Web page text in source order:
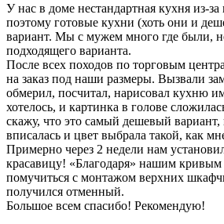
У нас в доме нестандартная кухня из-
поэтому готовые кухни (хоть они и
вариант. Мы с мужем много где были,
подходящего варианта.
После всех походов по торговым
на заказ под наши размеры. Вызвали
обмерил, посчитал, нарисовал кухню
хотелось, и картинка в голове
скажу, что это самый дешевый вариант,
вписалась и цвет выбрала такой, как
Примерно через 2 недели нам
красавицу! «Благодаря» нашим
помучиться с монтажом верхних
получился отменный.
Большое всем спасибо! Рекомендую!